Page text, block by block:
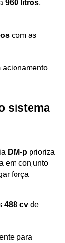
960 litros,
com as
acionamento
sistema
DM-p prioriza
em conjunto
força
488 cv de
para